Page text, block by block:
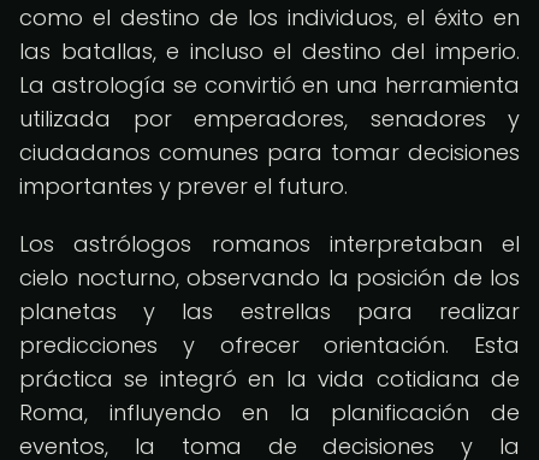
como el destino de los individuos, el éxito en
las batallas, e incluso el destino del imperio.
La astrología se convirtió en una herramienta
utilizada por emperadores, senadores y
ciudadanos comunes para tomar decisiones
importantes y prever el futuro.
Los astrólogos romanos interpretaban el
cielo nocturno, observando la posición de los
planetas y las estrellas para realizar
predicciones y ofrecer orientación. Esta
práctica se integró en la vida cotidiana de
Roma, influyendo en la planificación de
eventos, la toma de decisiones y la